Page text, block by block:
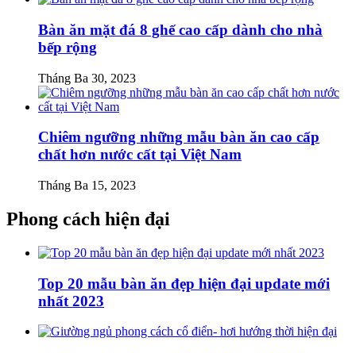
Bàn ăn mặt đá 8 ghế cao cấp dành cho nhà
bếp rộng
Tháng Ba 30, 2023
Chiêm ngưỡng những mẫu bàn ăn cao cấp
chất hơn nước cất tại Việt Nam
Tháng Ba 15, 2023
Phong cách hiện đại
Top 20 mẫu bàn ăn đẹp hiện đại update mới
nhất 2023